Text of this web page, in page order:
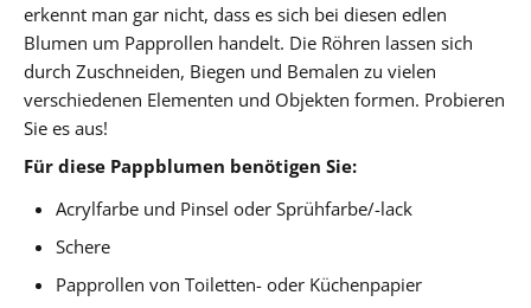
erkennt man gar nicht, dass es sich bei diesen edlen
Blumen um Papprollen handelt. Die Röhren lassen sich
durch Zuschneiden, Biegen und Bemalen zu vielen
verschiedenen Elementen und Objekten formen. Probieren
Sie es aus!
Für diese Pappblumen benötigen Sie:
Acrylfarbe und Pinsel oder Sprühfarbe/-lack
Schere
Papprollen von Toiletten- oder Küchenpapier